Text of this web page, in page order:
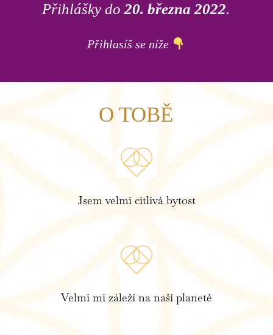
Přihlášky do20. března 2022.
Přihlasíš se níže
O TOBĚ
Jsem velmi citlivá bytost
Velmi mi záleží na naší planetě